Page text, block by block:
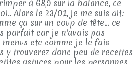
à 68,9 sur la balance, ce
Alors le 23/01, je me suis dit:
ça sur un coup de tête... ce
parfait car je n'avais pas
etc comme je le fais
y trouverez donc peu de recettes